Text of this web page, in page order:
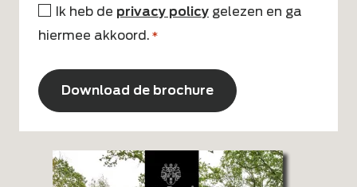
Instemming
*
Ik heb de privacy policy gelezen en ga
hiermee akkoord. *